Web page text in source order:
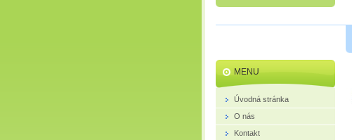
MENU
Úvodná stránka
O nás
Kontakt